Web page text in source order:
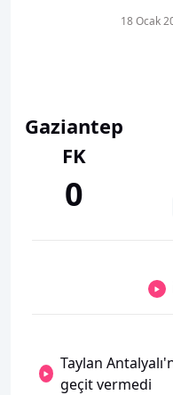
Gaziantep
FK
0
18 Ocak
Taylan
geçit vermedi